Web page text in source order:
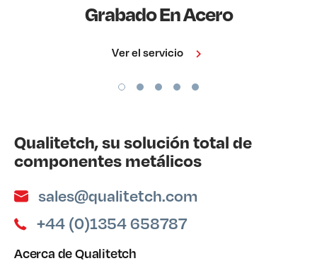
Grabado En Acero
Ver el servicio
Qualitetch, su solución total de
componentes metálicos
sales@qualitetch.com
+44 (0)1354 658787
Acerca de Qualitetch